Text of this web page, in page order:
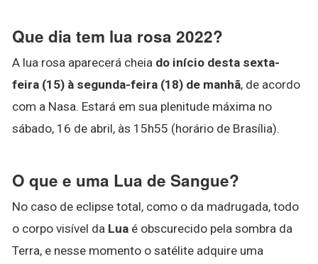
Que dia tem lua rosa 2022?
A lua rosa aparecerá cheia do início desta sexta-
feira (15) à segunda-feira (18) de manhã, de acordo
com a Nasa. Estará em sua plenitude máxima no
sábado, 16 de abril, às 15h55 (horário de Brasília).
O que e uma Lua de Sangue?
No caso de eclipse total, como o da madrugada, todo
o corpo visível da Lua é obscurecido pela sombra da
Terra, e nesse momento o satélite adquire uma